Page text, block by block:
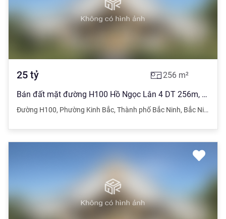
25 tỷ 256 m²
Bán đất mặt đường H100 Hồ Ngọc Lân 4 DT 256m, MT9m, Hướng TB, Giá 25 Tỷ
Đường H100, Phường Kinh Bắc, Thành phố Bắc Ninh, Bắc Ninh